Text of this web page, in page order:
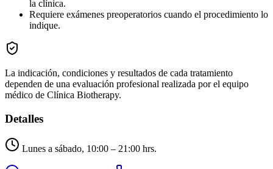
la clínica.
Requiere exámenes preoperatorios cuando el procedimiento lo
indique.
La indicación, condiciones y resultados de cada tratamiento
dependen de una evaluación profesional realizada por el equipo
médico de Clínica Biotherapy.
Detalles
Lunes a sábado, 10:00 – 21:00 hrs.